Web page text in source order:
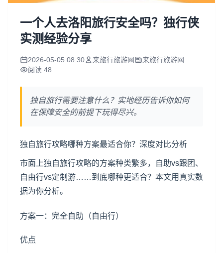
一个人去洛阳旅行安全吗？独行侠
实测经验分享
2026-05-05 08:30 来旅行旅游网
来旅行旅游网
阅读 48
独自旅行需要注意什么？实地经历告诉你如何
在保障安全的前提下玩得尽兴。
独自旅行攻略哪种方案最适合你？深度对比分析
市面上独自旅行攻略的方案种类繁多，自助vs跟团、
自由行vs定制游……到底哪种更适合？本文用真实数
据为你分析。
方案一：完全自助（自由行）
优点